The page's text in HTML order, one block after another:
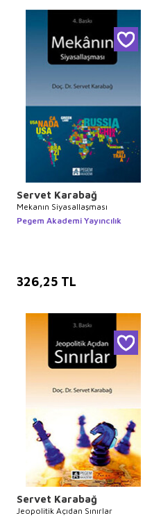
Servet Karabağ
Mekanın Siyasallaşması
Pegem Akademi Yayıncılık
326,25 TL
Servet Karabağ
Jeopolitik Açıdan Sınırlar